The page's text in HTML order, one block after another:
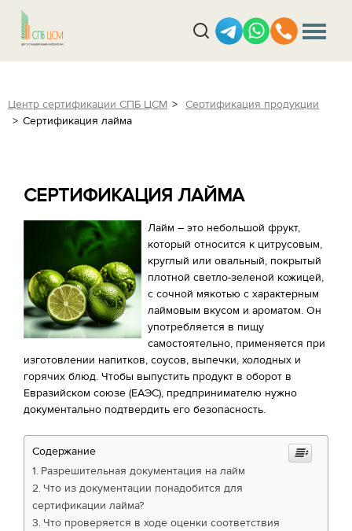
Центр сертификации СПБ ЦСМ
Сертификация продукции
Сертификация лайма
СЕРТИФИКАЦИЯ ЛАЙМА
Лайм – это небольшой фрукт,
который относится к цитрусовым,
круглый или овальный, покрытый
плотной светло-зеленой кожицей,
с сочной мякотью с характерным
лаймовым вкусом и ароматом. Он
употребляется в пищу
самостоятельно, применяется при
изготовлении напитков, соусов, выпечки, холодных и
горячих блюд. Чтобы выпустить продукт в оборот в
Евразийском союзе (ЕАЭС), предпринимателю нужно
документально подтвердить его безопасность.
Содержание
Разрешительная документация на лайм
Что из документации понадобится для
сертификации лайма?
Что проверяется в ходе оценки соответствия